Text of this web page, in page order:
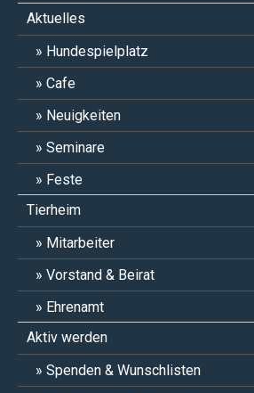
Aktuelles
Hundespielplatz
Cafe
Neuigkeiten
Seminare
Feste
Tierheim
Mitarbeiter
Vorstand & Beirat
Ehrenamt
Aktiv werden
Spenden & Wunschlisten